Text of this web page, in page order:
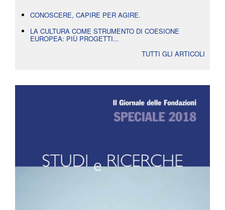
CONOSCERE, CAPIRE PER AGIRE.
LA CULTURA COME STRUMENTO DI COESIONE
EUROPEA: PIÙ PROGETTI...
TUTTI GLI ARTICOLI